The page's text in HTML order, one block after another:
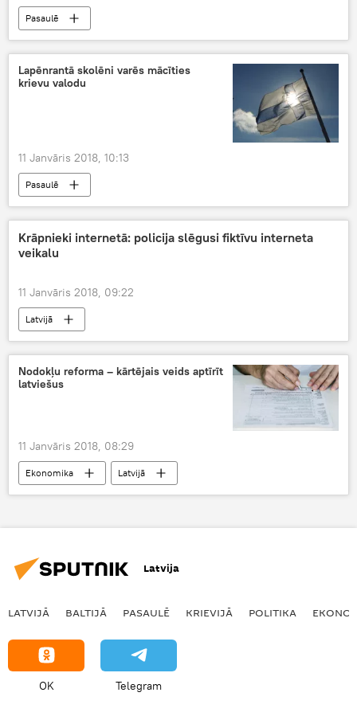
Pasaulē
Lapēnrantā skolēni varēs mācīties
krievu valodu
11 Janvāris 2018, 10:13
Pasaulē
Krāpnieki internetā: policija slēgusi fiktīvu interneta
veikalu
11 Janvāris 2018, 09:22
Latvijā
Nodokļu reforma – kārtējais veids aptīrīt
latviešus
11 Janvāris 2018, 08:29
Ekonomika Latvijā
Latvija
LATVIJĀ BALTIJĀ PASAULĒ KRIEVIJĀ POLITIKA
OK Telegram